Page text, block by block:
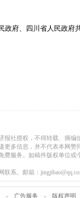
对口支援工
比近六成
俊武：科
科技自立自
前四名格
间投资“
府、四川省人民政府
社授权，不得转载、摘编
更多信息，并不代表本网赞
费服务。如稿件版权单位或
系。邮箱：
- 广告服务 - 版权声明